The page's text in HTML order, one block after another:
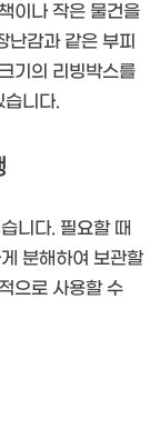
이나 작은 물건을
난감과 같은 부피
기의 리빙박스를
습니다.
니다. 필요할 때
분해하여 보관할
으로 사용할 수